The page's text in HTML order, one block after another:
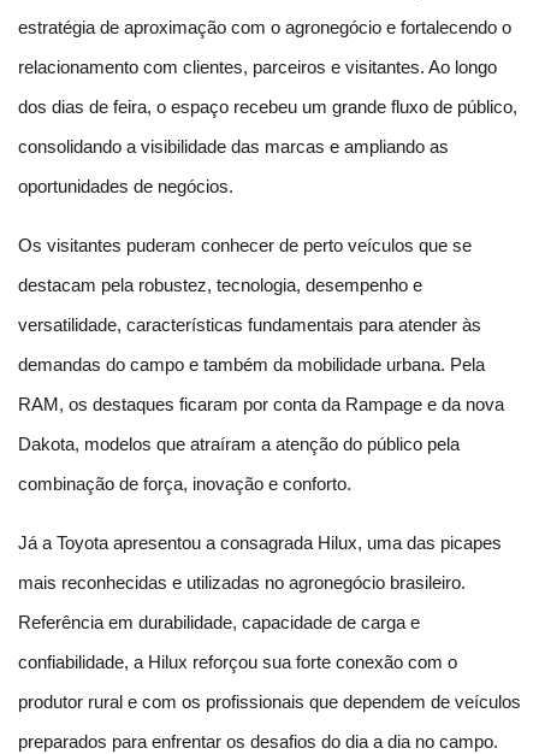
estratégia de aproximação com o agronegócio e fortalecendo o
relacionamento com clientes, parceiros e visitantes. Ao longo
dos dias de feira, o espaço recebeu um grande fluxo de público,
consolidando a visibilidade das marcas e ampliando as
oportunidades de negócios.
Os visitantes puderam conhecer de perto veículos que se
destacam pela robustez, tecnologia, desempenho e
versatilidade, características fundamentais para atender às
demandas do campo e também da mobilidade urbana. Pela
RAM, os destaques ficaram por conta da Rampage e da nova
Dakota, modelos que atraíram a atenção do público pela
combinação de força, inovação e conforto.
Já a Toyota apresentou a consagrada Hilux, uma das picapes
mais reconhecidas e utilizadas no agronegócio brasileiro.
Referência em durabilidade, capacidade de carga e
confiabilidade, a Hilux reforçou sua forte conexão com o
produtor rural e com os profissionais que dependem de veículos
preparados para enfrentar os desafios do dia a dia no campo.